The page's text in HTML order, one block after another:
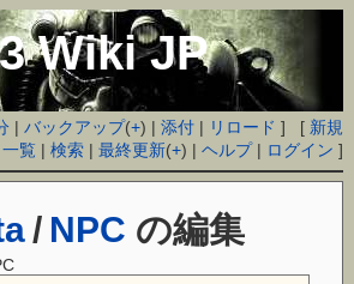
Wiki JP
|バックアップ(+) |添付 | リロード ] [ 新規
一覧 |検索 |最終更新(+) |ヘルプ| ログイン ]
/ NPC の編集